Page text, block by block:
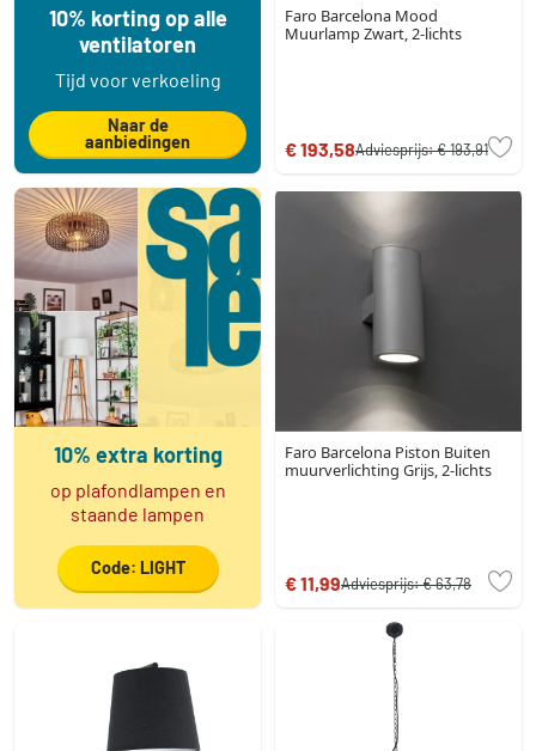
10% korting op alle
ventilatoren
Tijd voor verkoeling
Naar de
aanbiedingen
Faro Barcelona Mood
Muurlamp Zwart, 2-lichts
€ 193,58Adviesprijs:€ 193,91
10% extra korting
op plafondlampen en
staande lampen
Code: LIGHT
Faro Barcelona Piston Buiten
muurverlichting Grijs, 2-lichts
€ 11,99Adviesprijs:€ 63,78